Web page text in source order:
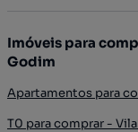
Imóveis para
Godim
Apartamentos para
T0 para comprar -